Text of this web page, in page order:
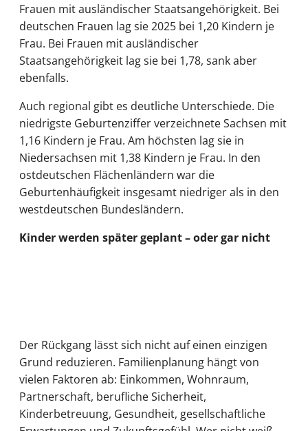
Frauen mit ausländischer Staatsangehörigkeit. Bei
deutschen Frauen lag sie 2025 bei 1,20 Kindern je
Frau. Bei Frauen mit ausländischer
Staatsangehörigkeit lag sie bei 1,78, sank aber
ebenfalls.
Auch regional gibt es deutliche Unterschiede. Die
niedrigste Geburtenziffer verzeichnete Sachsen mit
1,16 Kindern je Frau. Am höchsten lag sie in
Niedersachsen mit 1,38 Kindern je Frau. In den
ostdeutschen Flächenländern war die
Geburtenhäufigkeit insgesamt niedriger als in den
westdeutschen Bundesländern.
Kinder werden später geplant – oder gar nicht
Der Rückgang lässt sich nicht auf einen einzigen
Grund reduzieren. Familienplanung hängt von
vielen Faktoren ab: Einkommen, Wohnraum,
Partnerschaft, berufliche Sicherheit,
Kinderbetreuung, Gesundheit, gesellschaftliche